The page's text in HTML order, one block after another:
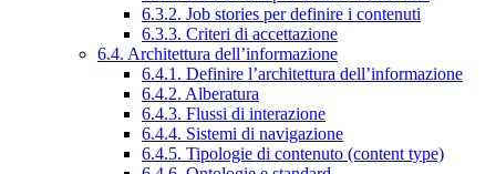
6.3.2. Job stories per definire i contenuti
6.3.3. Criteri di accettazione
6.4. Architettura dell’informazione
6.4.1. Definire l’architettura dell’informazione
6.4.2. Alberatura
6.4.3. Flussi di interazione
6.4.4. Sistemi di navigazione
6.4.5. Tipologie di contenuto (content type)